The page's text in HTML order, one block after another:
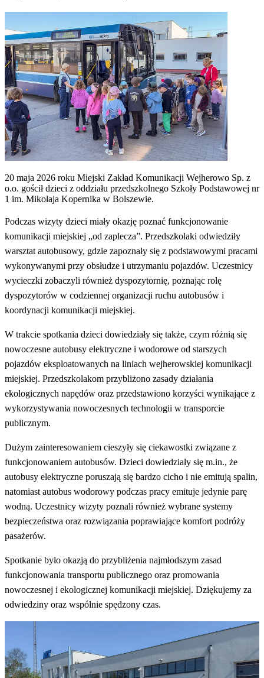
20 maja 2026 roku Miejski Zakład Komunikacji Wejherowo Sp. z
o.o. gościł dzieci z oddziału przedszkolnego Szkoły Podstawowej nr
1 im. Mikołaja Kopernika w Bolszewie.
Podczas wizyty dzieci miały okazję poznać funkcjonowanie
komunikacji miejskiej „od zaplecza”. Przedszkolaki odwiedziły
warsztat autobusowy, gdzie zapoznały się z podstawowymi pracami
wykonywanymi przy obsłudze i utrzymaniu pojazdów. Uczestnicy
wycieczki zobaczyli również dyspozytornię, poznając rolę
dyspozytorów w codziennej organizacji ruchu autobusów i
koordynacji komunikacji miejskiej.
W trakcie spotkania dzieci dowiedziały się także, czym różnią się
nowoczesne autobusy elektryczne i wodorowe od starszych
pojazdów eksploatowanych na liniach wejherowskiej komunikacji
miejskiej. Przedszkolakom przybliżono zasady działania
ekologicznych napędów oraz przedstawiono korzyści wynikające z
wykorzystywania nowoczesnych technologii w transporcie
publicznym.
Dużym zainteresowaniem cieszyły się ciekawostki związane z
funkcjonowaniem autobusów. Dzieci dowiedziały się m.in., że
autobusy elektryczne poruszają się bardzo cicho i nie emitują spalin,
natomiast autobus wodorowy podczas pracy emituje jedynie parę
wodną. Uczestnicy wizyty poznali również wybrane systemy
bezpieczeństwa oraz rozwiązania poprawiające komfort podróży
pasażerów.
Spotkanie było okazją do przybliżenia najmłodszym zasad
funkcjonowania transportu publicznego oraz promowania
nowoczesnej i ekologicznej komunikacji miejskiej. Dziękujemy za
odwiedziny oraz wspólnie spędzony czas.